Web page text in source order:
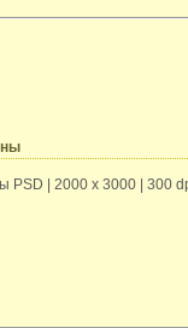
PSD | 2000 x 3000 | 300